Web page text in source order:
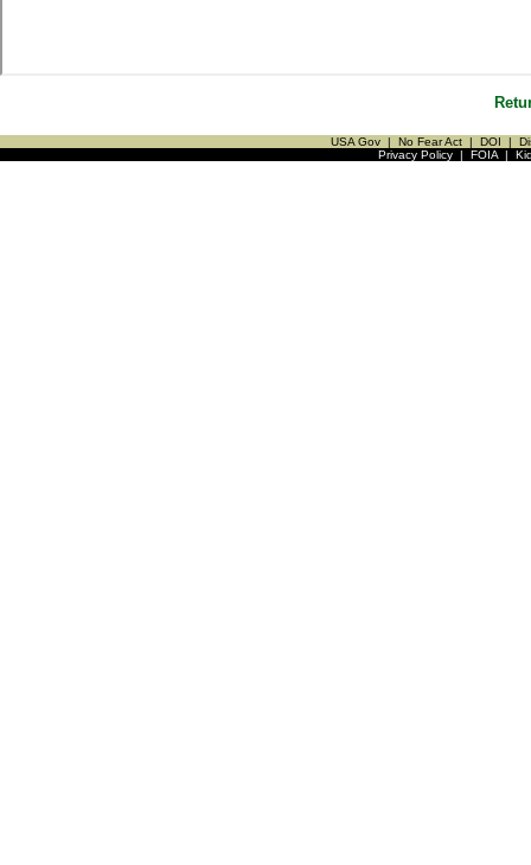
USA Gov | No Fear Act | DOI |
Privacy Policy| FOIA|